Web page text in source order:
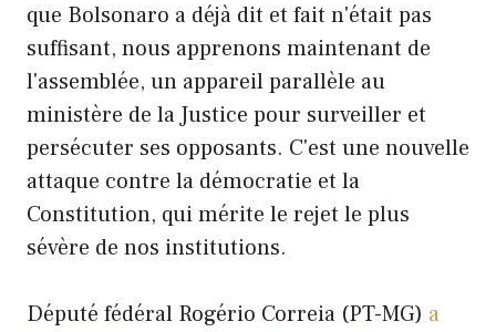
que Bolsonaro a déjà dit et fait n'était pas
suffisant, nous apprenons maintenant de
l'assemblée, un appareil parallèle au
ministère de la Justice pour surveiller et
persécuter ses opposants. C'est une nouvelle
attaque contre la démocratie et la
Constitution, qui mérite le rejet le plus
sévère de nos institutions.
Député fédéral Rogério Correia (PT-MG) a